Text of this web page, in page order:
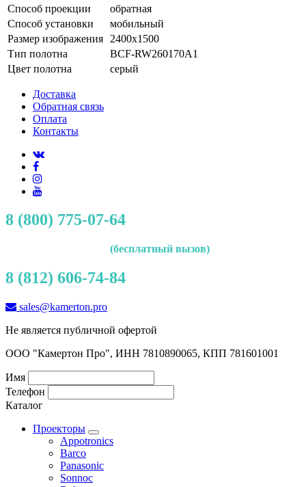
Способ проекции
обратная
Способ установки
мобильный
Размер изображения
2400x1500
Тип полотна
BCF-RW260170A1
Цвет полотна
серый
Доставка
Обратная связь
Оплата
Контакты
8 (800) 775-07-64
(бесплатный вызов)
8 (812) 606-74-84
sales@kamerton.pro
Не является публичной офертой
ООО "Камертон Про", ИНН 7810890065, КПП 781601001
Имя
Телефон
Каталог
Проекторы
Appotronics
Barco
Panasonic
Sonnoc